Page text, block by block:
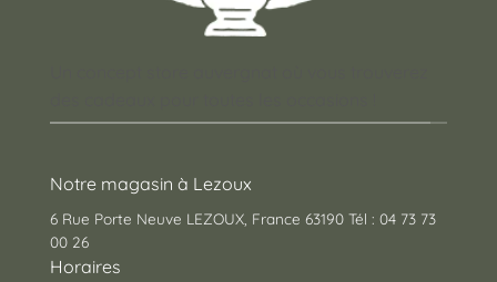
Notre magasin à Lezoux
6 Rue Porte Neuve LEZOUX, France 63190 Tél : 04 73 73
00 26
Horaires